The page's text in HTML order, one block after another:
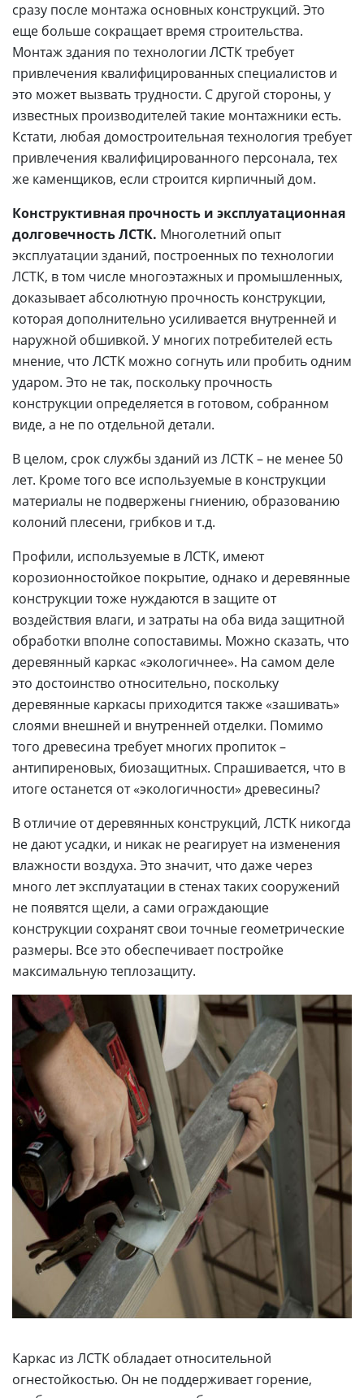
сразу после монтажа основных конструкций. Это
еще больше сокращает время строительства.
Монтаж здания по технологии ЛСТК требует
привлечения квалифицированных специалистов и
это может вызвать трудности. С другой стороны, у
известных производителей такие монтажники есть.
Кстати, любая домостроительная технология требует
привлечения квалифицированного персонала, тех
же каменщиков, если строится кирпичный дом.
Конструктивная прочность и эксплуатационная
долговечность ЛСТК. Многолетний опыт
эксплуатации зданий, построенных по технологии
ЛСТК, в том числе многоэтажных и промышленных,
доказывает абсолютную прочность конструкции,
которая дополнительно усиливается внутренней и
наружной обшивкой. У многих потребителей есть
мнение, что ЛСТК можно согнуть или пробить одним
ударом. Это не так, поскольку прочность
конструкции определяется в готовом, собранном
виде, а не по отдельной детали.
В целом, срок службы зданий из ЛСТК – не менее 50
лет. Кроме того все используемые в конструкции
материалы не подвержены гниению, образованию
колоний плесени, грибков и т.д.
Профили, используемые в ЛСТК, имеют
корозионностойкое покрытие, однако и деревянные
конструкции тоже нуждаются в защите от
воздействия влаги, и затраты на оба вида защитной
обработки вполне сопоставимы. Можно сказать, что
деревянный каркас «экологичнее». На самом деле
это достоинство относительно, поскольку
деревянные каркасы приходится также «зашивать»
слоями внешней и внутренней отделки. Помимо
того древесина требует многих пропиток –
антипиреновых, биозащитных. Спрашивается, что в
итоге останется от «экологичности» древесины?
В отличие от деревянных конструкций, ЛСТК никогда
не дают усадки, и никак не реагирует на изменения
влажности воздуха. Это значит, что даже через
много лет эксплуатации в стенах таких сооружений
не появятся щели, а сами ограждающие
конструкции сохранят свои точные геометрические
размеры. Все это обеспечивает постройке
максимальную теплозащиту.
Каркас из ЛСТК обладает относительной
огнестойкостью. Он не поддерживает горение,